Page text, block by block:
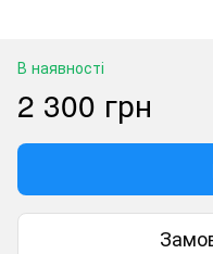
В наявності
2 300 грн